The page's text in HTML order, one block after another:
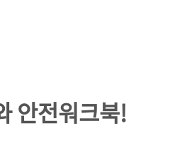
안전워크북!